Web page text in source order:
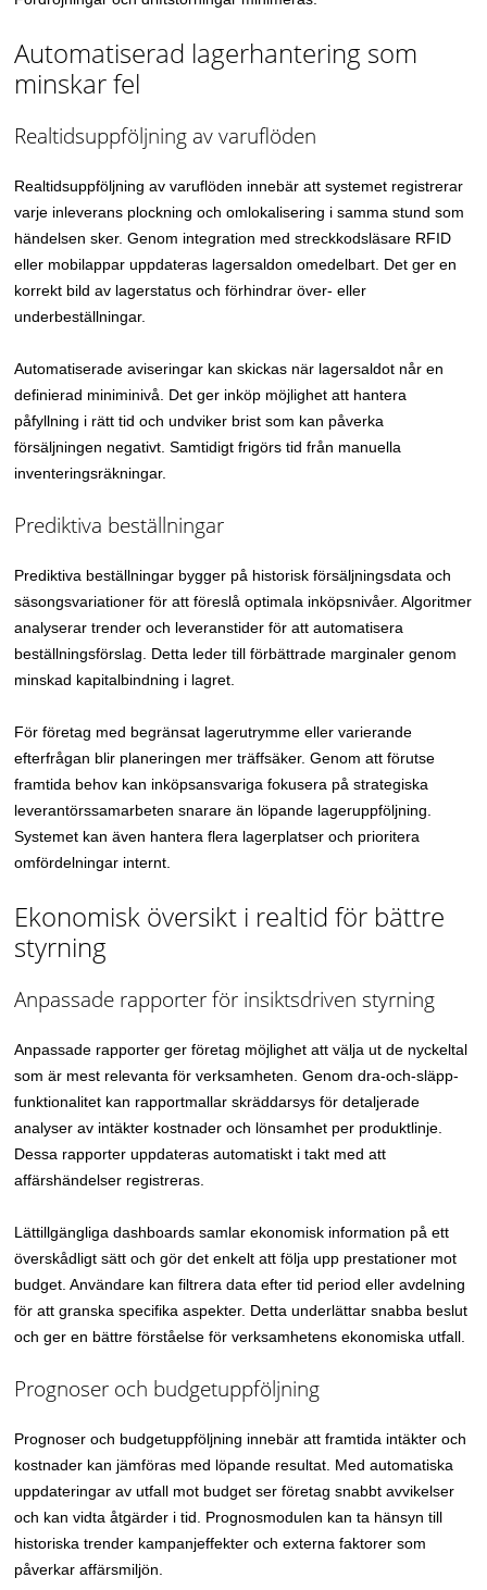
Automatiserad lagerhantering som
minskar fel
Realtidsuppföljning av varuflöden
Realtidsuppföljning av varuflöden innebär att systemet registrerar
varje inleverans plockning och omlokalisering i samma stund som
händelsen sker. Genom integration med streckkodsläsare RFID
eller mobilappar uppdateras lagersaldon omedelbart. Det ger en
korrekt bild av lagerstatus och förhindrar över- eller
underbeställningar.
Automatiserade aviseringar kan skickas när lagersaldot når en
definierad miniminivå. Det ger inköp möjlighet att hantera
påfyllning i rätt tid och undviker brist som kan påverka
försäljningen negativt. Samtidigt frigörs tid från manuella
inventeringsräkningar.
Prediktiva beställningar
Prediktiva beställningar bygger på historisk försäljningsdata och
säsongsvariationer för att föreslå optimala inköpsnivåer. Algoritmer
analyserar trender och leveranstider för att automatisera
beställningsförslag. Detta leder till förbättrade marginaler genom
minskad kapitalbindning i lagret.
För företag med begränsat lagerutrymme eller varierande
efterfrågan blir planeringen mer träffsäker. Genom att förutse
framtida behov kan inköpsansvariga fokusera på strategiska
leverantörssamarbeten snarare än löpande lageruppföljning.
Systemet kan även hantera flera lagerplatser och prioritera
omfördelningar internt.
Ekonomisk översikt i realtid för bättre
styrning
Anpassade rapporter för insiktsdriven styrning
Anpassade rapporter ger företag möjlighet att välja ut de nyckeltal
som är mest relevanta för verksamheten. Genom dra-och-släpp-
funktionalitet kan rapportmallar skräddarsys för detaljerade
analyser av intäkter kostnader och lönsamhet per produktlinje.
Dessa rapporter uppdateras automatiskt i takt med att
affärshändelser registreras.
Lättillgängliga dashboards samlar ekonomisk information på ett
överskådligt sätt och gör det enkelt att följa upp prestationer mot
budget. Användare kan filtrera data efter tid period eller avdelning
för att granska specifika aspekter. Detta underlättar snabba beslut
och ger en bättre förståelse för verksamhetens ekonomiska utfall.
Prognoser och budgetuppföljning
Prognoser och budgetuppföljning innebär att framtida intäkter och
kostnader kan jämföras med löpande resultat. Med automatiska
uppdateringar av utfall mot budget ser företag snabbt avvikelser
och kan vidta åtgärder i tid. Prognosmodulen kan ta hänsyn till
historiska trender kampanjeffekter och externa faktorer som
påverkar affärsmiljön.